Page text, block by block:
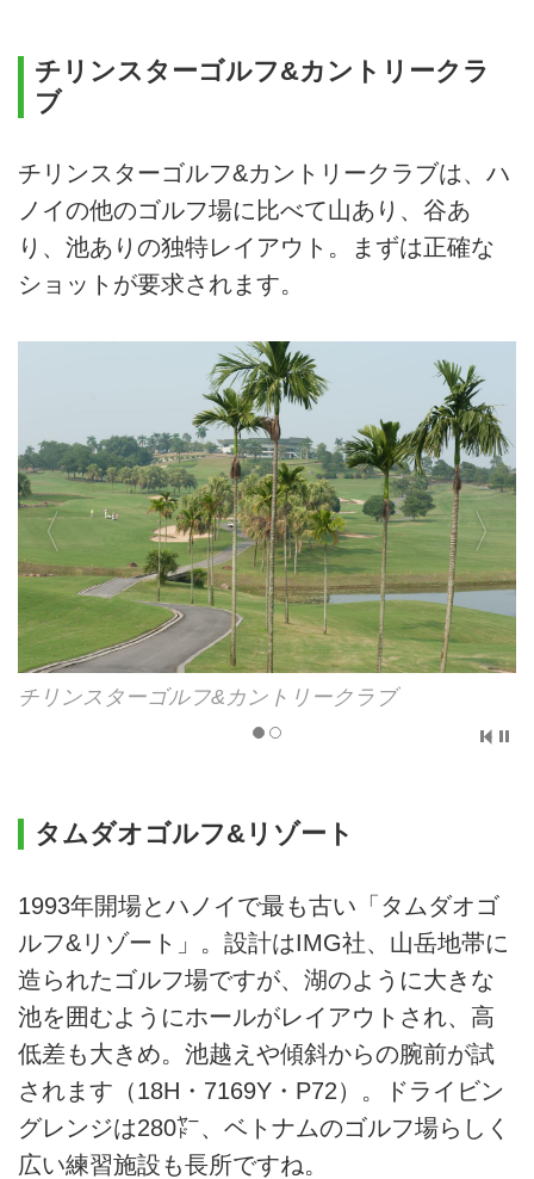
チリンスターゴルフ&カントリークラ
ブ
チリンスターゴルフ&カントリークラブは、ハ
ノイの他のゴルフ場に比べて山あり、谷あ
り、池ありの独特レイアウト。まずは正確な
ショットが要求されます。
チリンスターゴルフ&カントリークラブ
タムダオゴルフ&リゾート
1993年開場とハノイで最も古い「タムダオゴ
ルフ&リゾート」。設計はIMG社、山岳地帯に
造られたゴルフ場ですが、湖のように大きな
池を囲むようにホールがレイアウトされ、高
低差も大きめ。池越えや傾斜からの腕前が試
されます（18H・7169Y・P72）。ドライビン
グレンジは280㍎、ベトナムのゴルフ場らしく
広い練習施設も長所ですね。